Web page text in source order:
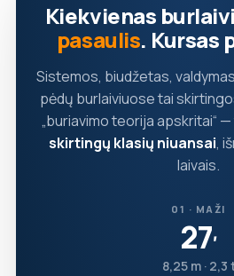
Kiekvienas
pasaulis. Kursas
Sistemos, biudžetas,
pėdų burlaiviuose tai
„buriavimo teorija apskritai“ —
skirtingų klasių niuansai,
laivais.
01 · MAŽI
27′
8,25 m · 2,3